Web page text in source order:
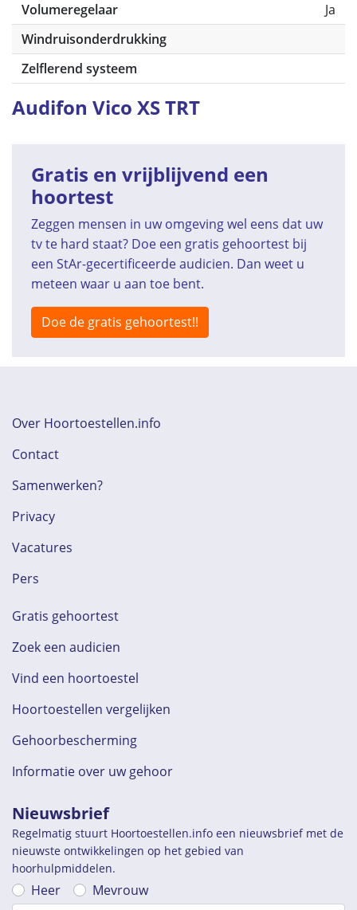
Volumeregelaar
Ja
Windruisonderdrukking
Zelflerend systeem
Audifon Vico XS TRT
Gratis en vrijblijvend een
hoortest
Zeggen mensen in uw omgeving wel eens dat uw
tv te hard staat? Doe een gratis gehoortest bij
een StAr-gecertificeerde audicien. Dan weet u
meteen waar u aan toe bent.
Doe de gratis gehoortest!!
Over Hoortoestellen.info
Contact
Samenwerken?
Privacy
Vacatures
Pers
Gratis gehoortest
Zoek een audicien
Vind een hoortoestel
Hoortoestellen vergelijken
Gehoorbescherming
Informatie over uw gehoor
Nieuwsbrief
Regelmatig stuurt Hoortoestellen.info een nieuwsbrief met de
nieuwste ontwikkelingen op het gebied van
hoorhulpmiddelen.
Heer Mevrouw